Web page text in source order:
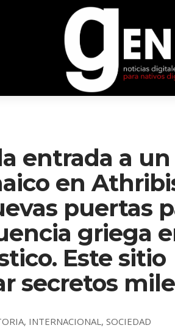
entrada a un
en
puertas
griega
Este sitio
secretos
, INTERNACIONAL ,SOCIEDAD